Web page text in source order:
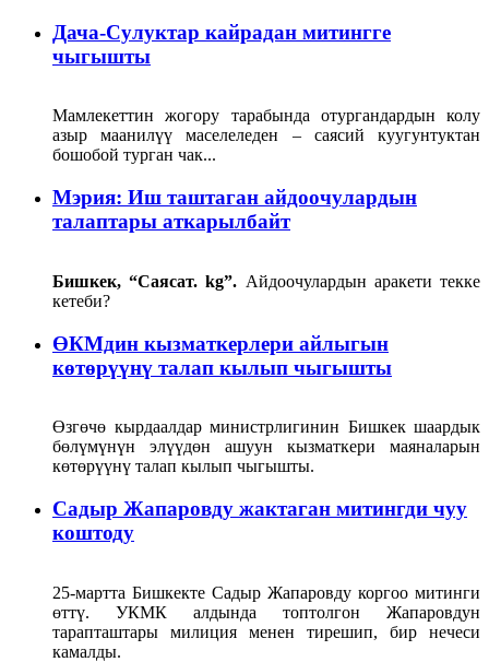
Дача-Сулуктар кайрадан митингге
чыгышты
Мамлекеттин жогору тарабында отургандардын колу
азыр маанилүү маселеледен – саясий куугунтуктан
бошобой турган чак...
Мэрия: Иш таштаган айдоочулардын
талаптары аткарылбайт
Бишкек, “Саясат. kg”. Айдоочулардын аракети текке
кетеби?
ӨКМдин кызматкерлери айлыгын
көтөрүүнү талап кылып чыгышты
Өзгөчө кырдаалдар министрлигинин Бишкек шаардык
бөлүмүнүн элүүдөн ашуун кызматкери маяналарын
көтөрүүнү талап кылып чыгышты.
Садыр Жапаровду жактаган митингди чуу
коштоду
25-мартта Бишкекте Садыр Жапаровду коргоо митинги
өттү. УКМК алдында топтолгон Жапаровдун
тарапташтары милиция менен тирешип, бир нечеси
камалды.